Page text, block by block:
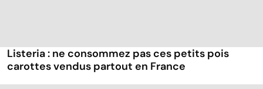
Listeria : ne consommez pas ces petits pois
carottes vendus partout en France